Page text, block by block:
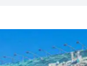
廣府文化廟會非遺巡
投資者入境計劃」接